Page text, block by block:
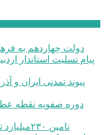
دولت چهاردهم به
تامین ۲۳۰میلیارد تومان برای تکمیل تالار شهر اردبیل